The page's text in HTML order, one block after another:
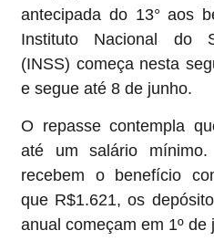
antecipada do 13° aos
Instituto Nacional do
(INSS) começa nesta
e segue até 8 de junho.
O repasse contempla
até um salário
recebem o benefício
que R$1.621, os
anual começam em 1º de